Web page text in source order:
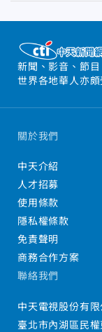
新聞、影音、節
世界各地華人亦
關於我們
中天介紹
人才招募
使用條款
隱私權條款
免責聲明
商務合作方案
聯絡我們
中天電視股份有限
臺北市內湖區民